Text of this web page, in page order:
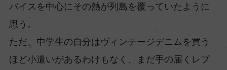
バイスを中心にその熱が列島を覆っていたように
思う。
ただ、中学生の自分はヴィンテージデニムを買う
ほど小遣いがあるわけもなく、まだ手の届くレプ